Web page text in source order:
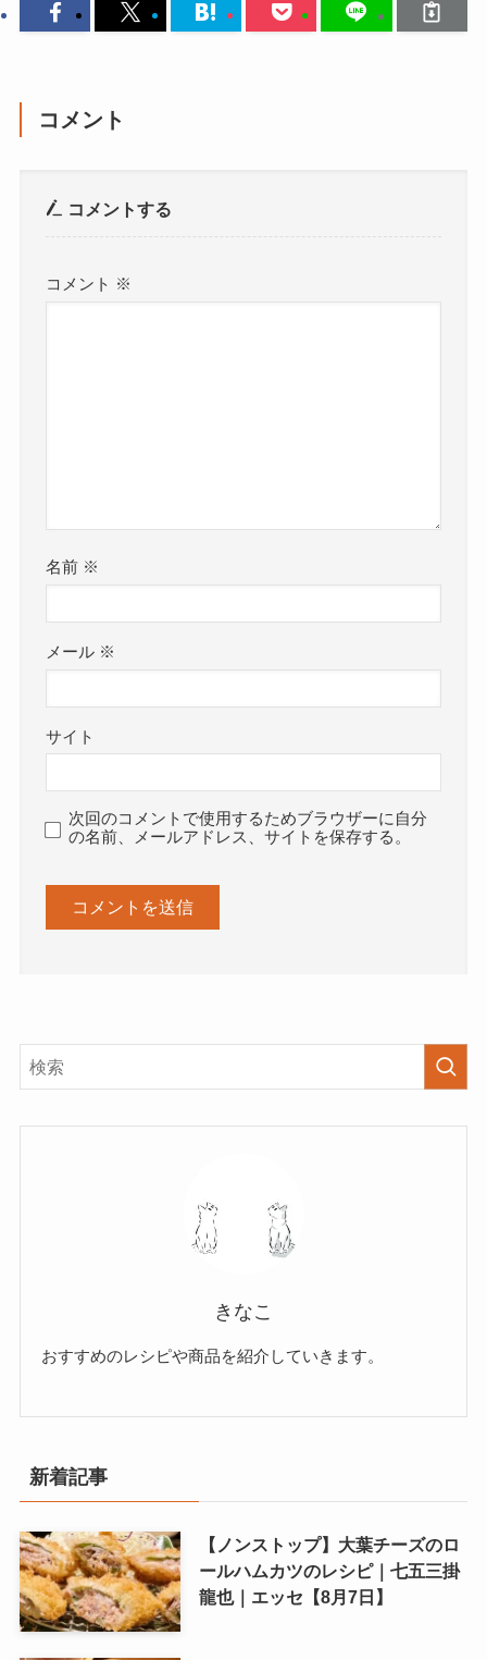
コメント
コメントする
コメント ※
名前 ※
メール ※
サイト
次回のコメントで使用するためブラウザーに自分
の名前、メールアドレス、サイトを保存する。
きなこ
おすすめのレシピや商品を紹介していきます。
新着記事
【ノンストップ】大葉チーズのロ
ールハムカツのレシピ｜七五三掛
龍也｜エッセ【8月7日】